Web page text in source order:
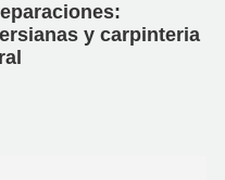
y carpinteria